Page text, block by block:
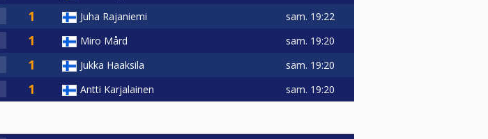
Juha Rajaniemi sam. 19:22
Miro Mård sam. 19:20
Jukka Haaksila sam. 19:20
Antti Karjalainen sam. 19:20